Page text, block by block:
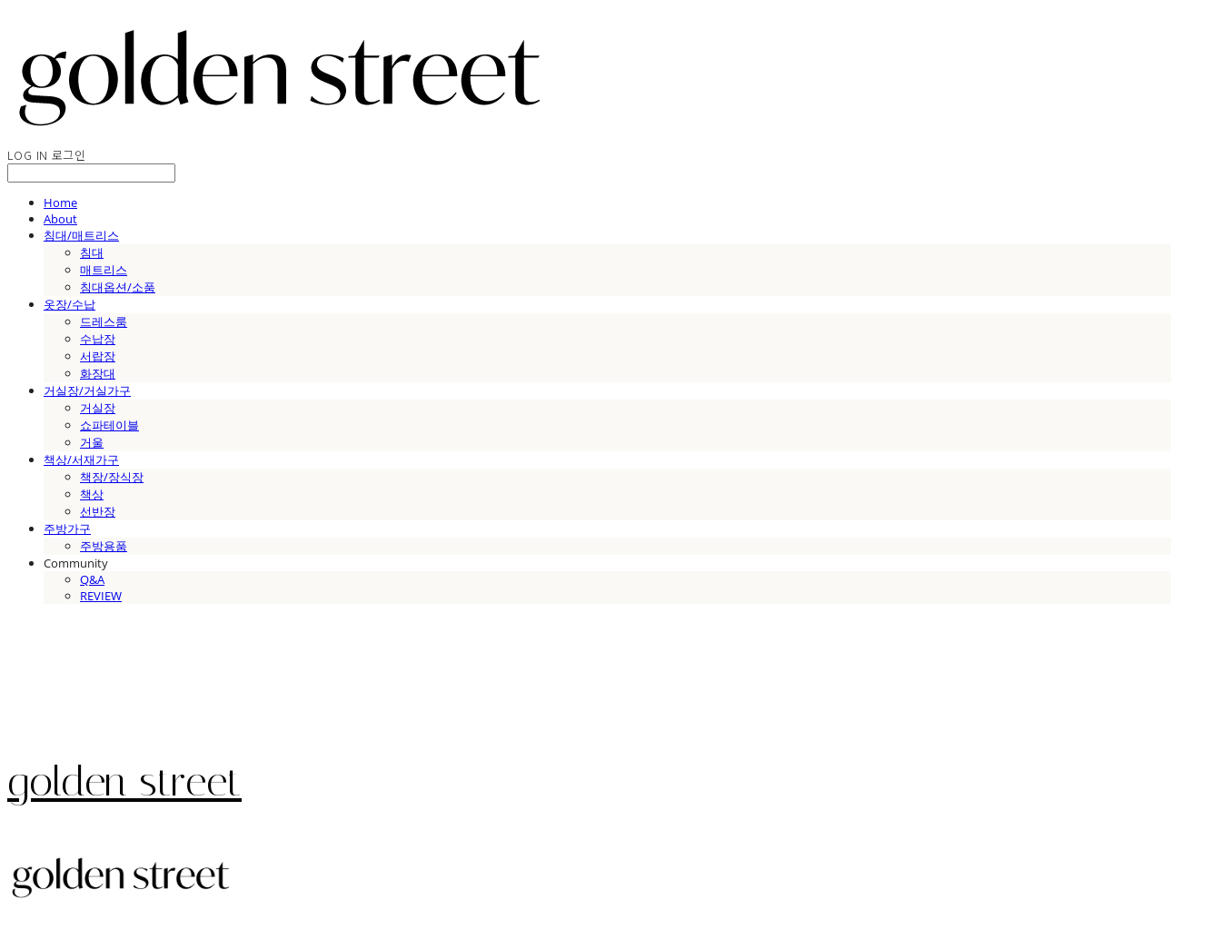
LOG IN 로그인
Home
About
침대/매트리스
침대
매트리스
침대옵션/소품
옷장/수납
드레스룸
수납장
서랍장
화장대
거실장/거실가구
거실장
쇼파테이블
거울
책상/서재가구
책장/장식장
책상
선반장
주방가구
주방용품
Community
Q&A
REVIEW
golden street